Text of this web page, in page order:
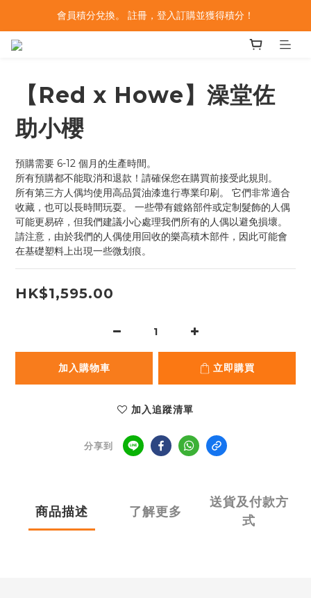
會員積分兌換。 註冊，登入訂購並獲得積分！
【Red x Howe】澡堂佐
助小櫻
預購需要 6-12 個月的生產時間。
所有預購都不能取消和退款！請確保您在購買前接受此規則。
所有第三方人偶均使用高品質油漆進行專業印刷。 它們非常適合
收藏，也可以長時間玩耍。 一些帶有鍍鉻部件或定制髮飾的人偶
可能更易碎，但我們建議小心處理我們所有的人偶以避免損壞。
請注意，由於我們的人偶使用回收的樂高積木部件，因此可能會
在基礎塑料上出現一些微划痕。
HK$1,595.00
加入購物車 立即購買
加入追蹤清單
分享到
商品描述 了解更多
送貨及付款方
式